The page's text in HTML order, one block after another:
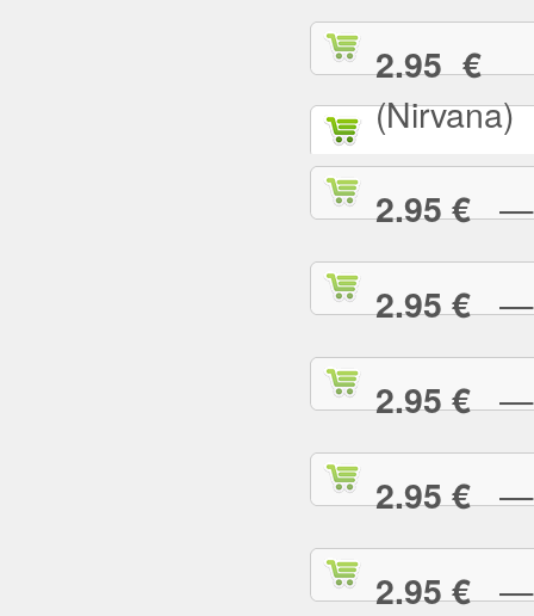
2.95 €—
(Nirvana)
2.95 €—
2.95 €—
2.95 €—
2.95 €—
2.95 €—